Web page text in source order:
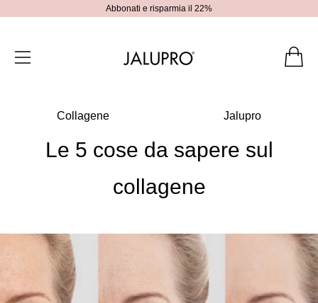
Abbonati e risparmia il 22%
Collagene Jalupro
Le 5 cose da sapere sul
collagene